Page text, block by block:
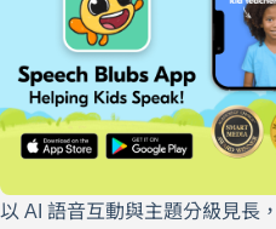
以 AI 語音互動與主題分級見長